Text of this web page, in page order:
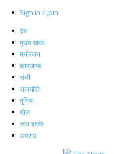
Sign in / Join
देश
मुख्य खबर
मनोरंजन
झारखण्ड
रांची
राजनीति
दुनिया
खेल
ज़रा हटके
अपराध